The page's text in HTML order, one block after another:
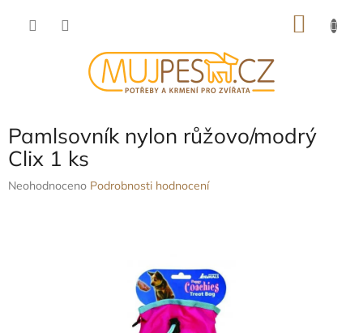
Pamlsovník nylon růžovo/modrý
Clix 1 ks
Průměrné
Neohodnoceno Podrobnosti hodnocení